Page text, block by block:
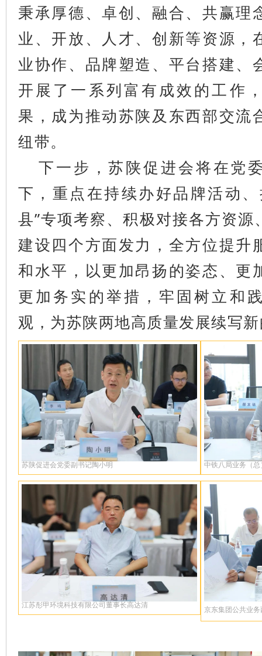
秉承厚德、卓创、融合、共赢理
业、开放、人才、创新等资源，
业协作、品牌塑造、平台搭建、
开展了一系列富有成效的工作
果，成为推动苏陕及东西部交流
纽带。
下一步，苏陕促进会将在党
下，重点在持续办好品牌活动
县”专项考察、积极对接各方资源
建设四个方面发力，全方位提升
和水平，以更加昂扬的姿态、更
更加务实的举措，牢固树立和
观，为苏陕两地高质量发展续写
苏陕促进会党委副书记陶小明 中铁八局业务（
江苏彤甲环境科技有限公司董事长高达清 京东集团公共业